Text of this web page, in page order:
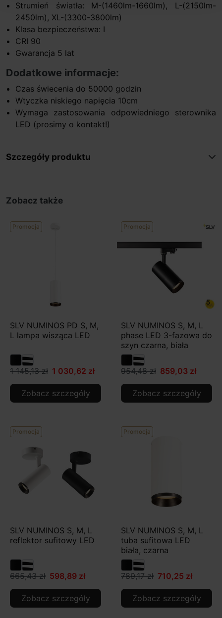
Strumień światła: M-(1460lm-1660lm), L-(2150lm-
2450lm), XL-(3300-3800lm)
Klasa bezpieczeństwa: I
CRI 90
Gwarancja 5 lat
Dodatkowe informacje:
Czas świecenia do 50000 godzin
Wtyczka niskiego napięcia 10cm
Wymaga zastosowania odpowiedniego sterownika
LED (prosimy o kontakt!)
Szczegóły produktu
Zobacz także
Promocja
SLV NUMINOS PD S, M,
L lampa wisząca LED
1 145,13 zł 1 030,62 zł
Zobacz szczegóły
Promocja
SLV NUMINOS S, M, L
phase LED 3-fazowa do
szyn czarna, biała
954,48 zł 859,03 zł
Zobacz szczegóły
Promocja
SLV NUMINOS S, M, L
reflektor sufitowy LED
665,43 zł 598,89 zł
Zobacz szczegóły
Promocja
SLV NUMINOS S, M, L
tuba sufitowa LED
biała, czarna
789,17 zł 710,25 zł
Zobacz szczegóły